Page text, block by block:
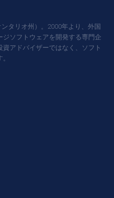
タリオ州）。2000年より、外国
ソフトウェアを開発する専門企
アドバイザーではなく、ソフト